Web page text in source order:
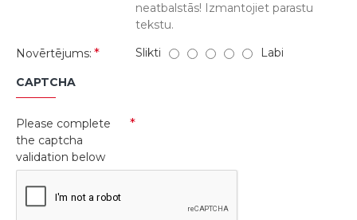
neatbalstās! Izmantojiet parastu
tekstu.
Novērtējums:
Slikti Labi
CAPTCHA
Please complete
the captcha
validation below